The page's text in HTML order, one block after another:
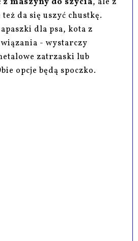
da się uszyć chustkę.
dla psa, kota z
- wystarczy
zatrzaski lub
opcje będą spoczko.